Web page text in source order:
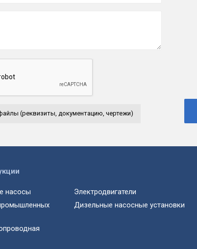
(реквизиты, документацию, чертежи)
насосы
Электродвигатели
Дизельные насосные установки